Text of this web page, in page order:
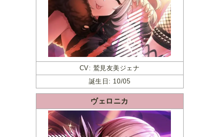
CV: 鷲見友美ジェナ
誕生日: 10/05
ヴェロニカ